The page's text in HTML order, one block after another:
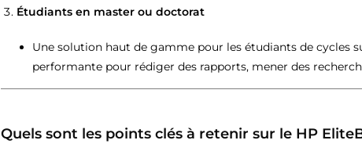
Étudiants en master ou doctorat
Une solution haut de gamme pour les étudiants de cycles
performante pour rédiger des rapports, mener des
Quels sont les points clés à retenir sur le HP